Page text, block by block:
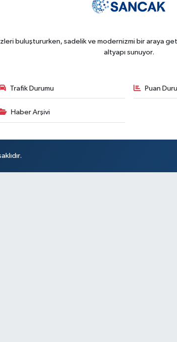
buluştururken, sadelik ve modernizmi bir araya
altyapı sunuyor.
Trafik Durumu Puan
Haber Arşivi